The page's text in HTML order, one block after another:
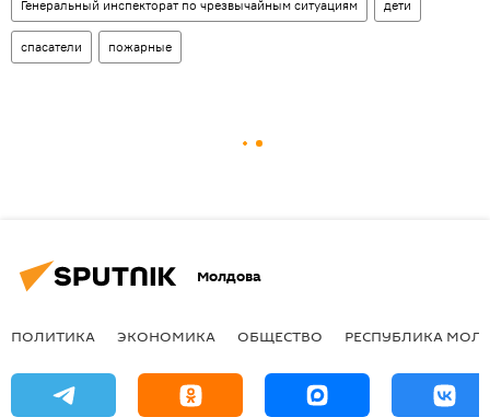
Генеральный инспекторат по чрезвычайным ситуациям дети
спасатели пожарные
Молдова
ПОЛИТИКА ЭКОНОМИКА ОБЩЕСТВО РЕСПУБЛИКА